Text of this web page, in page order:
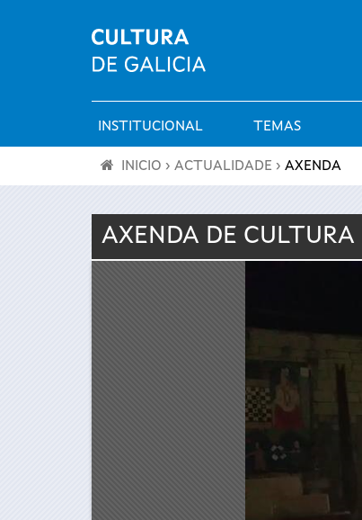
Menú
principal
INSTITUCIONAL TEMAS
está
INICIO › ACTUALIDADE › AXENDA
AXENDA DE CULTURA